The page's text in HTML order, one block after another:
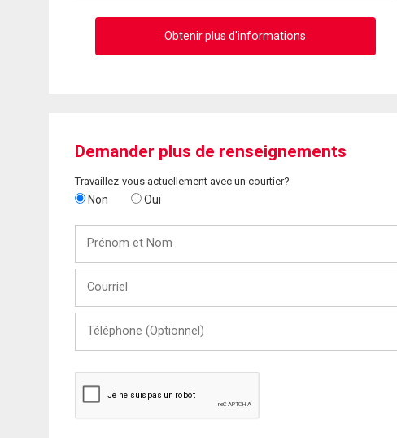
Obtenir plus d'informations
Demander plus de renseignements
Travaillez-vous actuellement avec un courtier?
Non Oui
Nom
(Optionnel)